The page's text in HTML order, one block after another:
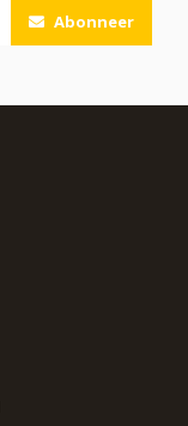
Abonneer